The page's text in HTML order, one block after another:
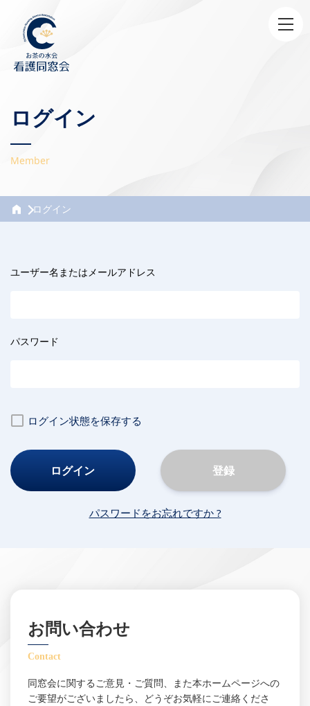
ログイン
Member
ログイン
ユーザー名またはメールアドレス
パスワード
ログイン状態を保存する
登録
パスワードをお忘れですか ?
お問い合わせ
Contact
同窓会に関するご意見・ご質問、また本ホームページへの
ご要望がございましたら、どうぞお気軽にご連絡くださ